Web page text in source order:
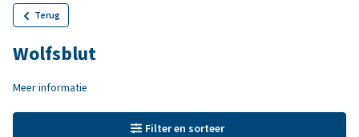
Terug
Wolfsblut
Meer informatie
Filter en sorteer